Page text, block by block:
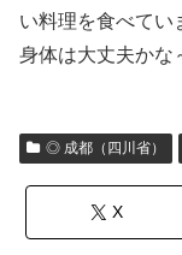
い料理を食べてい
身体は大丈夫かな
◎ 成都（四川省）
X